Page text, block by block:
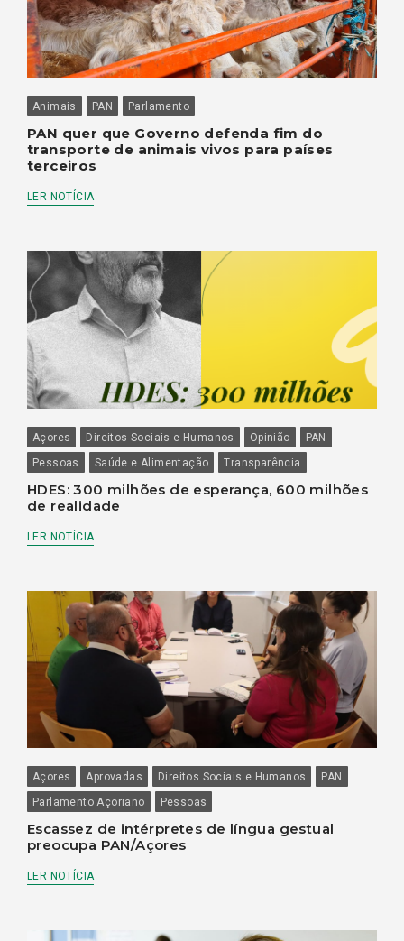
Animais PAN Parlamento
PAN quer que Governo defenda fim do
transporte de animais vivos para países
terceiros
LER NOTÍCIA
Açores Direitos Sociais e Humanos Opinião
PAN
Pessoas
Saúde e Alimentação Transparência
HDES: 300 milhões de esperança, 600 milhões
de realidade
LER NOTÍCIA
Açores Aprovadas Direitos Sociais e Humanos
PAN
Parlamento Açoriano
Pessoas
Escassez de intérpretes de língua gestual
preocupa PAN/Açores
LER NOTÍCIA